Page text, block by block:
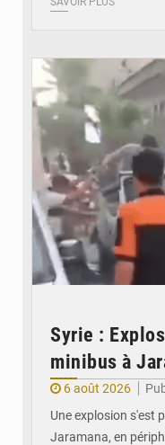
Syrie :
minibus à
6 août 2026
Une explosion s'est
Jaramana, en